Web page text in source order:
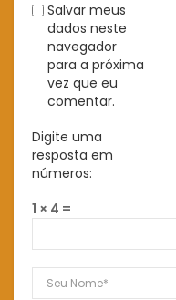
Salvar meus
dados neste
navegador
para a próxima
vez que eu
comentar.
Digite uma
resposta em
números:
1 × 4 =